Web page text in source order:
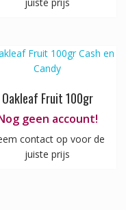
Oakleaf Fruit 100gr
geen account!
contact op voor de
juiste prijs